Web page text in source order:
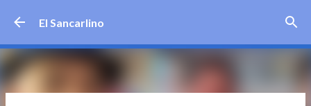
El Sancarlino